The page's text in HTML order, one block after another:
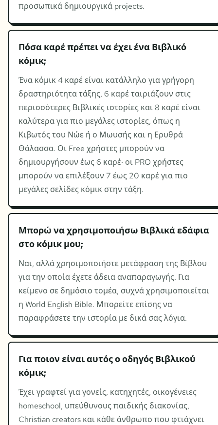
προσωπικά δημιουργικά projects.
Πόσα καρέ πρέπει να έχει ένα Βιβλικό
κόμικ;
Ένα κόμικ 4 καρέ είναι κατάλληλο για γρήγορη
δραστηριότητα τάξης, 6 καρέ ταιριάζουν στις
περισσότερες Βιβλικές ιστορίες και 8 καρέ είναι
καλύτερα για πιο μεγάλες ιστορίες, όπως η
Κιβωτός του Νώε ή ο Μωυσής και η Ερυθρά
Θάλασσα. Οι Free χρήστες μπορούν να
δημιουργήσουν έως 6 καρέ· οι PRO χρήστες
μπορούν να επιλέξουν 7 έως 20 καρέ για πιο
μεγάλες σελίδες κόμικ στην τάξη.
Μπορώ να χρησιμοποιήσω Βιβλικά εδάφια
στο κόμικ μου;
Ναι, αλλά χρησιμοποιήστε μετάφραση της Βίβλου
για την οποία έχετε άδεια αναπαραγωγής. Για
κείμενο σε δημόσιο τομέα, συχνά χρησιμοποιείται
η World English Bible. Μπορείτε επίσης να
παραφράσετε την ιστορία με δικά σας λόγια.
Για ποιον είναι αυτός ο οδηγός Βιβλικού
κόμικ;
Έχει γραφτεί για γονείς, κατηχητές, οικογένειες
homeschool, υπεύθυνους παιδικής διακονίας,
Christian creators και κάθε άνθρωπο που φτιάχνει